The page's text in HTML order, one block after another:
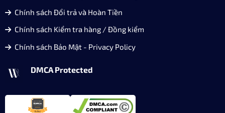
Chính sách Đổi trả và Hoàn Tiền
Chính sách Kiểm tra hàng / Đồng kiểm
Chính sách Bảo Mật - Privacy Policy
DMCA Protected